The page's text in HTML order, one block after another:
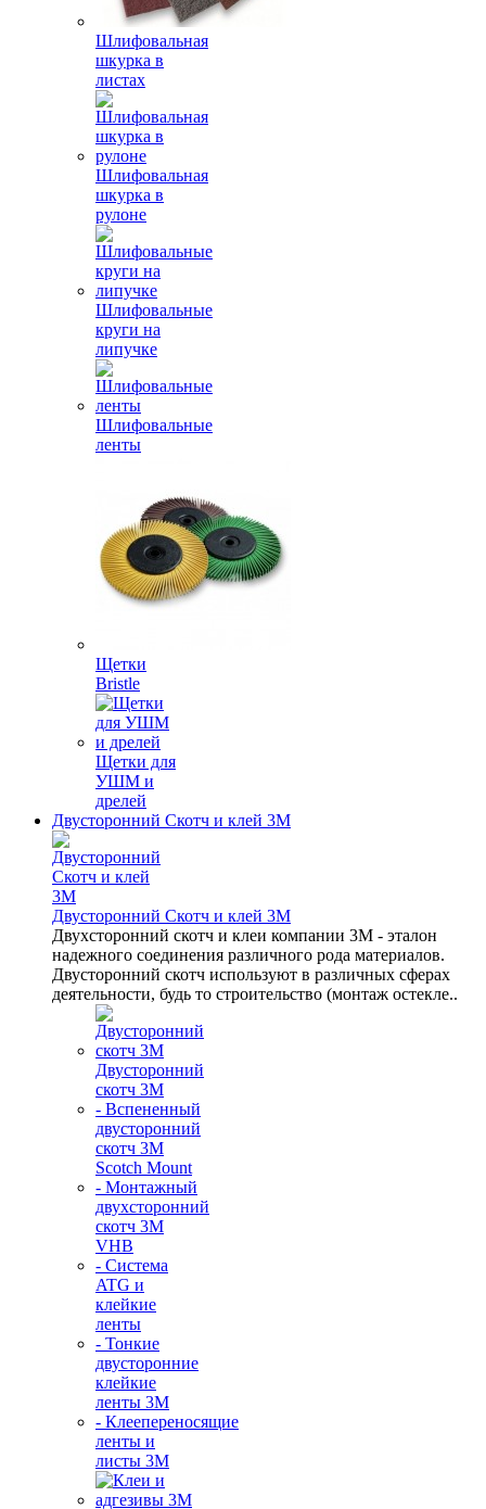
Шлифовальная
шкурка в
листах
Шлифовальная
шкурка в
рулоне
Шлифовальные
круги на
липучке
Шлифовальные
ленты
Щетки
Bristle
Щетки для
УШМ и
дрелей
Двусторонний Скотч и клей 3М
Двусторонний Скотч и клей 3М
Двухсторонний скотч и клеи компании 3M - эталон
надежного соединения различного рода материалов.
Двусторонний скотч используют в различных сферах
деятельности, будь то строительство (монтаж остекле..
Двусторонний
скотч 3М
- Вспененный
двусторонний
скотч 3M
Scotch Mount
- Монтажный
двухсторонний
скотч 3М
VHB
- Система
ATG и
клейкие
ленты
- Тонкие
двусторонние
клейкие
ленты 3М
- Клеепереносящие
ленты и
листы 3М